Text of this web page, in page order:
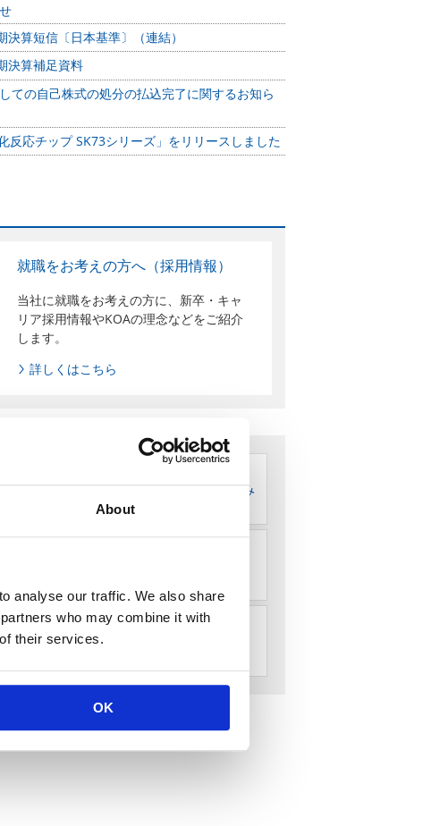
About
analyse our traffic. We also share
who may combine it with
their services.
OK
算短信〔日本基準〕（連結）
決算補足資料
ての自己株式の処分の払込完了に関するお知ら
反応チップ SK73シリーズ」をリリースしました
就職をお考えの方へ（採用情報）
当社に就職をお考えの方に、新卒・キャ
リア採用情報やKOAの理念などをご紹介
します。
詳しくはこちら
商
CSRへの取り組み